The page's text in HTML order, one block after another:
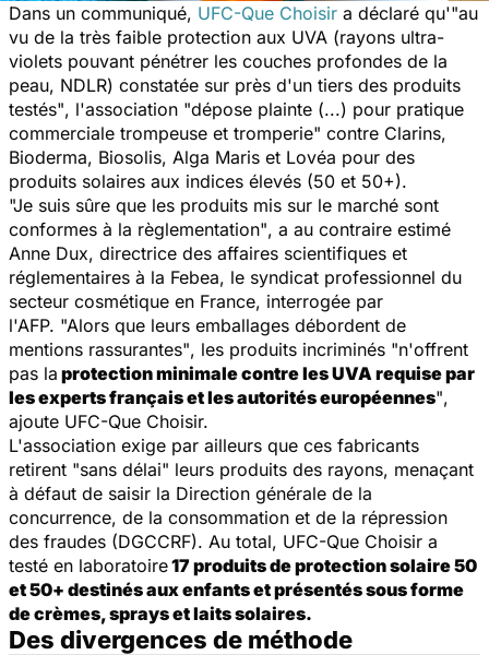
Dans un communiqué, UFC-Que Choisir a déclaré qu'"au
vu de la très faible protection aux UVA (rayons ultra-
violets pouvant pénétrer les couches profondes de la
peau, NDLR) constatée sur près d'un tiers des produits
testés", l'association "dépose plainte (...) pour pratique
commerciale trompeuse et tromperie" contre Clarins,
Bioderma, Biosolis, Alga Maris et Lovéa pour des
produits solaires aux indices élevés (50 et 50+).
"Je suis sûre que les produits mis sur le marché sont
conformes à la règlementation", a au contraire estimé
Anne Dux, directrice des affaires scientifiques et
réglementaires à la Febea, le syndicat professionnel du
secteur cosmétique en France, interrogée par
l'AFP. "Alors que leurs emballages débordent de
mentions rassurantes", les produits incriminés "n'offrent
pas la protection minimale contre les UVA requise par
les experts français et les autorités européennes",
ajoute UFC-Que Choisir.
L'association exige par ailleurs que ces fabricants
retirent "sans délai" leurs produits des rayons, menaçant
à défaut de saisir la Direction générale de la
concurrence, de la consommation et de la répression
des fraudes (DGCCRF). Au total, UFC-Que Choisir a
testé en laboratoire17 produits de protection solaire 50
et 50+ destinés aux enfants et présentés sous forme
de crèmes, sprays et laits solaires.
Des divergences de méthode